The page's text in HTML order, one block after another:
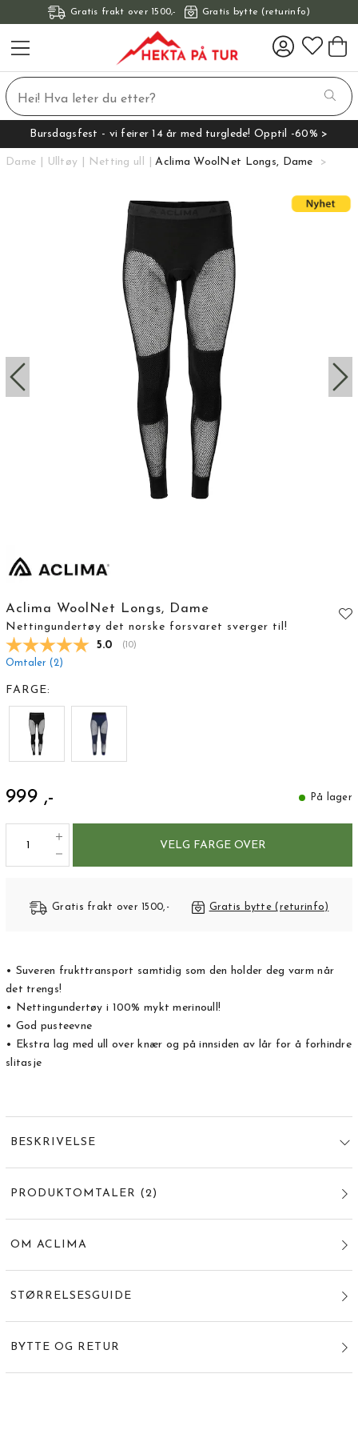
Gratis frakt over 1500,- Gratis bytte (returinfo)
Bursdagsfest - vi feirer 14 år med turglede! Opptil -60% >
Dame Ulltøy Netting ull Aclima WoolNet Longs, Dame
Aclima WoolNet Longs, Dame
Nettingundertøy det norske forsvaret sverger til!
Gjennomsnittskarakter:
5.0 ( stemmer:
10)
Omtaler (2)
FARGE:
999 ,- På lager
VELG FARGE OVER
Gratis frakt over 1500,- Gratis bytte (returinfo)
• Suveren frukttransport samtidig som den holder deg varm når
det trengs!
• Nettingundertøy i 100% mykt merinoull!
• God pusteevne
• Ekstra lag med ull over knær og på innsiden av lår for å forhindre
slitasje
BESKRIVELSE
PRODUKTOMTALER (2)
OM ACLIMA
STØRRELSESGUIDE
BYTTE OG RETUR